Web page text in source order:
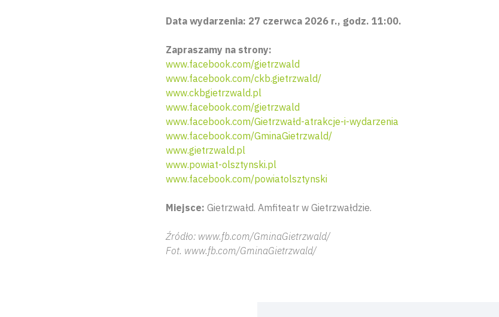
Data wydarzenia: 27 czerwca 2026 r., godz. 11:00.
Zapraszamy na strony:
www.facebook.com/gietrzwald
www.facebook.com/ckb.gietrzwald/
www.ckbgietrzwald.pl
www.facebook.com/gietrzwald
www.facebook.com/Gietrzwałd-atrakcje-i-wydarzenia
www.facebook.com/GminaGietrzwald/
www.gietrzwald.pl
www.powiat-olsztynski.pl
www.facebook.com/powiatolsztynski
Miejsce: Gietrzwałd. Amfiteatr w Gietrzwałdzie.
Źródło: www.fb.com/GminaGietrzwald/
Fot. www.fb.com/GminaGietrzwald/